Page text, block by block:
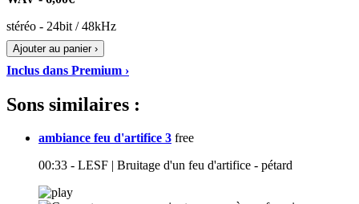
stéréo - 24bit / 48kHz
Ajouter au panier ›
Inclus dans Premium ›
Sons similaires :
ambiance feu d'artifice 3 free
00:33 - LESF | Bruitage d'un feu d'artifice - pétard